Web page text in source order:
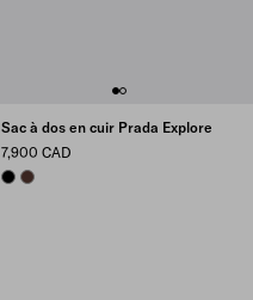
Sac à dos en cuir Prada Explore
7,900 CAD
BLACKCOFFEE